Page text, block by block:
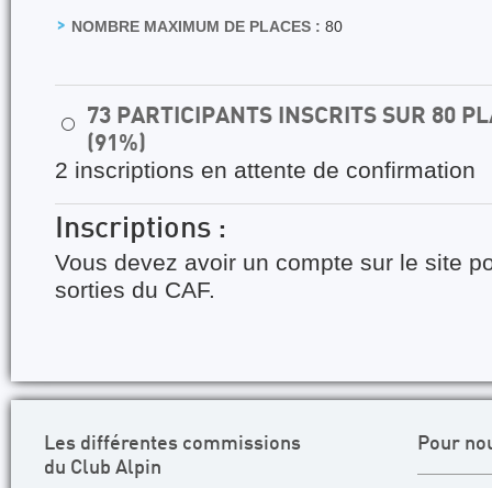
NOMBRE MAXIMUM DE PLACES : 80
⚪
73 PARTICIPANTS INSCRITS SUR 80
(91%)
2 inscriptions en attente de confirmation
Inscriptions :
Vous devez avoir un compte sur le site
sorties du CAF.
Les différentes commissions
du Club Alpin
Pour